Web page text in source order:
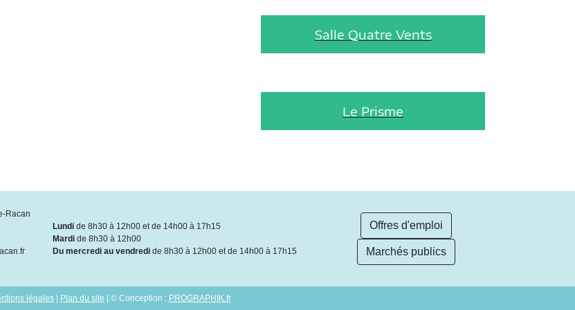
Salle Quatre Vents
Le Prisme
Racan
Lundi de 8h30 à 12h00 et de 14h00 à 17h15
Mardi de 8h30 à 12h00
Du mercredi au vendredi de 8h30 à 12h00 et de 14h00 à 17h15
Offres d'emploi
Marchés publics
légales| Plan du site | © Conception : PROGRAPHIK.fr